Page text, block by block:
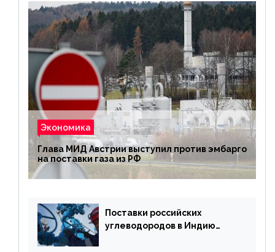
Экономика
Глава МИД Австрии выступил против эмбарго
на поставки газа из РФ
Поставки российских
углеводородов в Индию